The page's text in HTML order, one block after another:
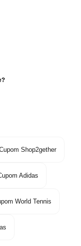
Shop2gether
Adidas
World Tennis